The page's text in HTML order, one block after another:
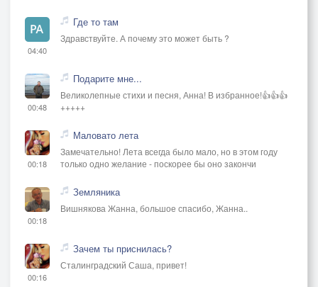
04:40
Где то там
Здравствуйте. А почему это может быть ?
00:48
Подарите мне...
Великолепные стихи и песня, Анна! В избранное!👍👍👍
+++++
00:18
Маловато лета
Замечательно! Лета всегда было мало, но в этом году
только одно желание - поскорее бы оно закончи
00:18
Земляника
Вишнякова Жанна, большое спасибо, Жанна..
00:16
Зачем ты приснилась?
Сталинградский Саша, привет!